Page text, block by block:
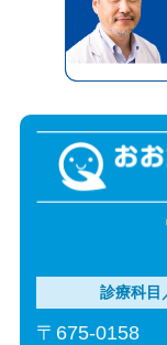
診療科目
〒675-0158